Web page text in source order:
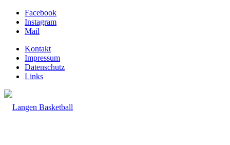
Facebook
Instagram
Mail
Kontakt
Impressum
Datenschutz
Links